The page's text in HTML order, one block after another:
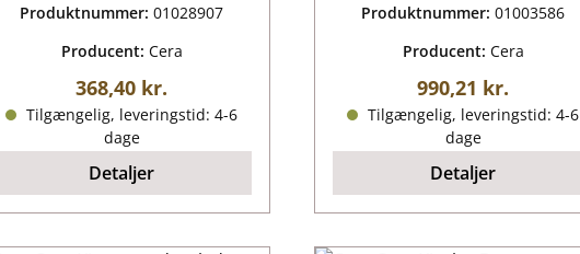
Produktnummer:01028907
Producent: Cera
Almindelig pris:
368,40 kr.
Tilgængelig, leveringstid: 4-6
dage
Detaljer
Produktnummer:01003586
Producent: Cera
Almindelig pris:
990,21 kr.
Tilgængelig, leveringstid: 4-6
dage
Detaljer